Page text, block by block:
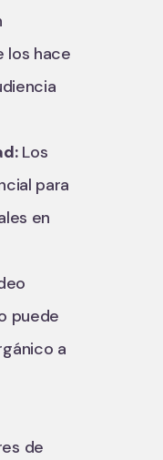
los hace
Los
para
en
puede
a
de